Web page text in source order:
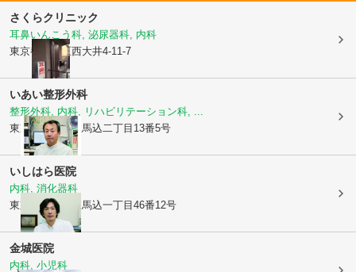
さくらクリニック
耳鼻いんこう科, 泌尿器科, 内科
東京都品川区西大井4-11-7
いあい整形外科
整形外科, 内科, リハビリテーション科, ...
東京都大田区東馬込二丁目13番5号
いしはら医院
内科, 消化器科
東京都大田区
東馬込一丁目46番12号
金城医院
内科, 小児科